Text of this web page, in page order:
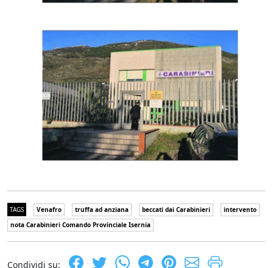
TAGS Venafro truffa ad anziana beccati dai Carabinieri
intervento
nota Carabinieri Comando Provinciale Isernia
Condividi su: